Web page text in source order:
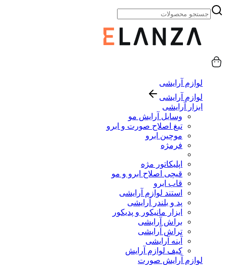
لوازم آرایشی
لوازم آرایشی
ابزار آرایشی
وسایل آرایش مو
تیغ اصلاح صورت و ابرو
موچین ابرو
فرمژه
اپلیکاتور مژه
قیچی اصلاح ابرو و مو
قاب ابرو
استند لوازم آرایشی
پد و بلندر آرایشی
ابزار مانیکور و پدیکور
براش آرایشی
تراش آرایشی
آینه آرایشی
کیف لوازم آرایش
لوازم آرایش صورت